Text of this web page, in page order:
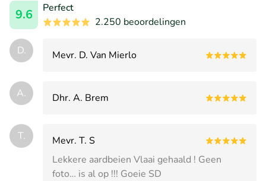
9.6
Perfect
2.250 beoordelingen
D. Mevr. D. Van Mierlo
A. Dhr. A. Brem
T.
Mevr. T. S
Lekkere aardbeien Vlaai gehaald ! Geen
foto… is al op !!! Goeie SD